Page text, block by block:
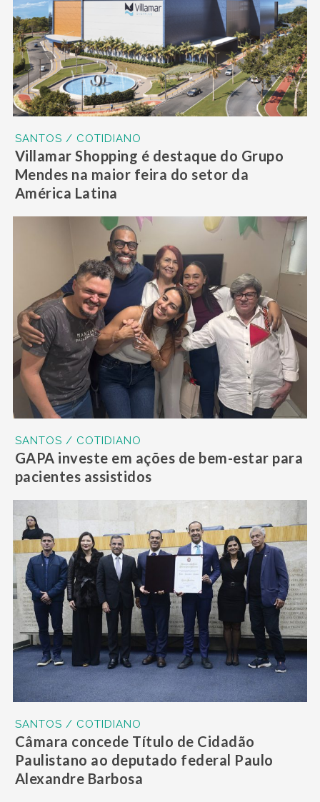
SANTOS / COTIDIANO
Villamar Shopping é destaque do Grupo
Mendes na maior feira do setor da
América Latina
SANTOS / COTIDIANO
GAPA investe em ações de bem-estar para
pacientes assistidos
SANTOS / COTIDIANO
Câmara concede Título de Cidadão
Paulistano ao deputado federal Paulo
Alexandre Barbosa